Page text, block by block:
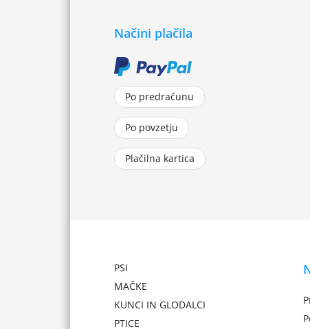
Načini plačila
Po predračunu
Po povzetju
Plačilna kartica
PSI
MAČKE
KUNCI IN GLODALCI
PTICE